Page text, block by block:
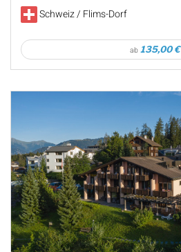
Schweiz / Flims-Dorf
ab 135,00 €